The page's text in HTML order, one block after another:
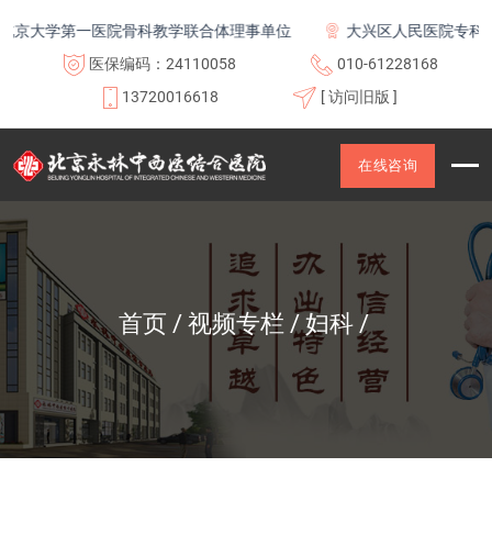
大学第一医院骨科教学联合体理事单位
大兴区人民医院专科联
医保编码：24110058
010-61228168
13720016618
[ 访问旧版 ]
在线咨询
首页 视频专栏 妇科